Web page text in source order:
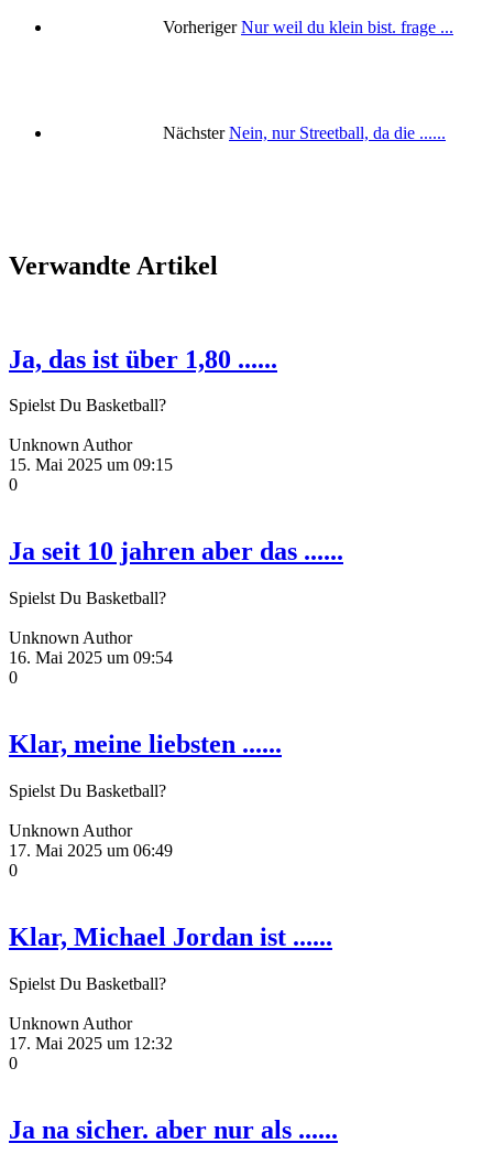
Vorheriger Nur weil du klein bist. frage ...
Nächster Nein, nur Streetball, da die ......
Verwandte Artikel
Ja, das ist über 1,80 ......
Spielst Du Basketball?
Unknown Author
15. Mai 2025 um 09:15
0
Ja seit 10 jahren aber das ......
Spielst Du Basketball?
Unknown Author
16. Mai 2025 um 09:54
0
Klar, meine liebsten ......
Spielst Du Basketball?
Unknown Author
17. Mai 2025 um 06:49
0
Klar, Michael Jordan ist ......
Spielst Du Basketball?
Unknown Author
17. Mai 2025 um 12:32
0
Ja na sicher. aber nur als ......